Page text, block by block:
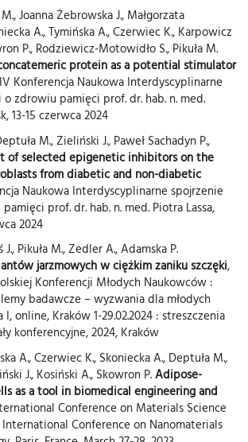
Joanna Żebrowska J., Małgorzata
A., Tymińska A., Czerwiec K., Karpowicz
P., Rodziewicz-Motowidło S., Pikuła M.
protein as a potential stimulator
Konferencja Naukowa Interdyscyplinarne
o zdrowiu pamięci prof. dr. hab. n. med.
13-15 czerwca 2024
M., Zieliński J., Paweł Sachadyn P.,
of selected epigenetic inhibitors on the
from diabetic and non-diabetic
Naukowa Interdyscyplinarne spojrzenie
prof. dr. hab. n. med. Piotra Lassa,
2024
Pikuła M., Zedler A., Adamska P.
jarzmowych w ciężkim zaniku szczęki,
Konferencji Młodych Naukowców :
badawcze – wyzwania dla młodych
online, Kraków 1-29.02.2024 : streszczenia
konferencyjne, 2024, Kraków
A., Czerwiec K., Skoniecka A., Deptuła M.,
J., Kosiński A., Skowron P.Adipose-
as a tool in biomedical engineering and
Conference on Materials Science
Conference on Nanomaterials